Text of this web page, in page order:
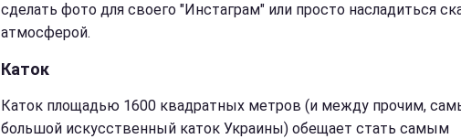
сделать фото для своего "Инстаграм" или просто насладиться
атмосферой.
Каток
Каток площадью 1600 квадратных метров (и между прочим,
большой искусственный каток Украины) обещает стать самым